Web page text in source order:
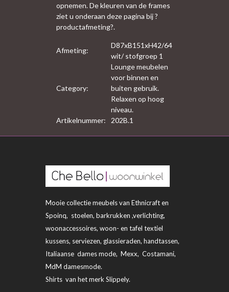
opnemen. De kleuren van de frames
ziet u onderaan deze pagina bij ?
productafmeting?.
Afmeting:
D87xB151xH42/64
wit/ stofgroep 1
Category:
Lounge meubelen
voor binnen en
buiten gebruik.
Relaxen op hoog
niveau.
Artikelnummer:
202B.1
Mooie collectie meubels van Ethnicraft en
Spoinq, stoelen, barkrukken ,verlichting,
woonaccessoires, woon- en tafel textiel
kussens, serviezen, glassieraden, handtassen,
Italiaanse dames mode, Mexx, Costamani,
MdM damesmode.
Shirts van het merk Slippely.